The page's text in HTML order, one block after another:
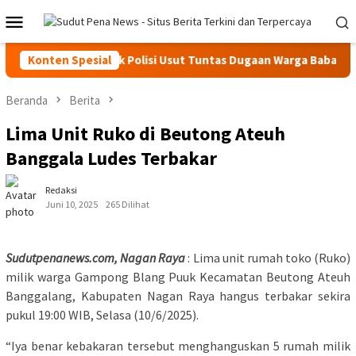
ke
konten
Menu
Mobile
Konten Spesial
AKA ABDYA Desak Polisi Usut Tuntas Dugaan Warga Babahrot
Beranda Berita
Lima Unit Ruko di Beutong Ateuh
Banggala Ludes Terbakar
Redaksi
Juni 10, 2025
265 Dilihat
Sudutpenanews.com, Nagan Raya: Lima unit rumah toko (Ruko)
milik warga Gampong Blang Puuk Kecamatan Beutong Ateuh
Banggalang, Kabupaten Nagan Raya hangus terbakar sekira
pukul 19:00 WIB, Selasa (10/6/2025).
“Iya benar kebakaran tersebut menghanguskan 5 rumah milik